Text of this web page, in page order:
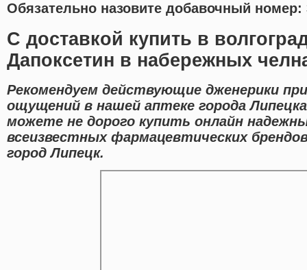
Обязательно назовите добавочный номер:
С доставкой купить в
Дапоксетин в набережных
Рекомендуем действующие дженерики
ощущений в нашей аптеке города
можете не дорого купить онлайн
всеизвестных фармацевтических
город Липецк.